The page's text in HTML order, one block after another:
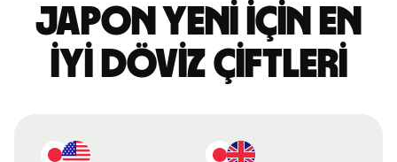
Japon yeni için en
iyi döviz çiftleri